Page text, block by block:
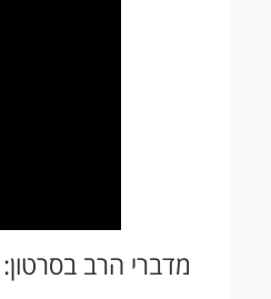
מדברי הרב בסרטון: